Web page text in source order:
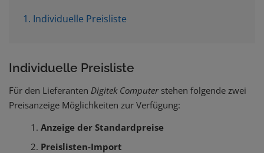
1. Individuelle Preisliste
Individuelle Preisliste
Für den Lieferanten Digitek Computer stehen folgende zwei
Preisanzeige Möglichkeiten zur Verfügung:
Anzeige der Standardpreise
Preislisten-Import